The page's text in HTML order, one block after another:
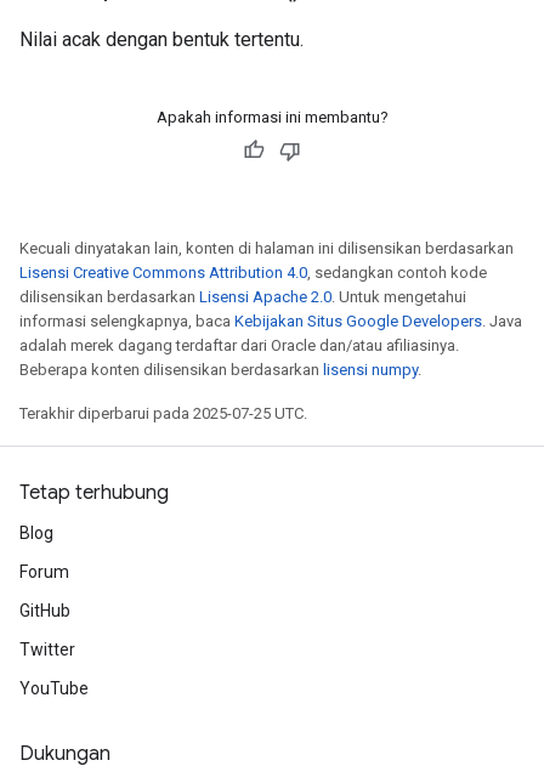
Nilai acak dengan bentuk tertentu.
Apakah informasi ini membantu?
Kecuali dinyatakan lain, konten di halaman ini dilisensikan berdasarkan
Lisensi Creative Commons Attribution 4.0, sedangkan contoh kode
dilisensikan berdasarkan Lisensi Apache 2.0. Untuk mengetahui
informasi selengkapnya, baca Kebijakan Situs Google Developers. Java
adalah merek dagang terdaftar dari Oracle dan/atau afiliasinya.
Beberapa konten dilisensikan berdasarkan lisensi numpy.
Terakhir diperbarui pada 2025-07-25 UTC.
Tetap terhubung
Blog
Forum
GitHub
Twitter
YouTube
Dukungan